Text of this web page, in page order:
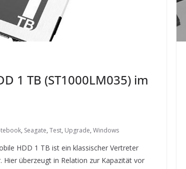
1 TB (ST1000LM035) im
, Seagate, Test, Upgrade, Windows
HDD 1 TB ist ein klassischer Vertreter
Hier überzeugt in Relation zur Kapazität vor